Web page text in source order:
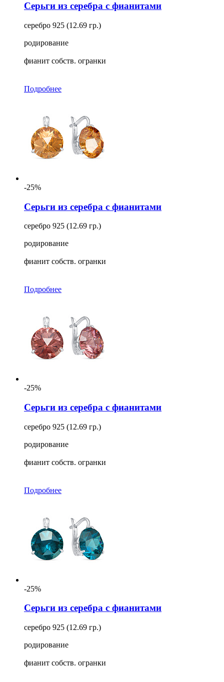
Серьги из серебра с фианитами
серебро 925 (12.69 гр.)
родирование
фианит собств. огранки
Подробнее
-25%
Серьги из серебра с фианитами
серебро 925 (12.69 гр.)
родирование
фианит собств. огранки
Подробнее
-25%
Серьги из серебра с фианитами
серебро 925 (12.69 гр.)
родирование
фианит собств. огранки
Подробнее
-25%
Серьги из серебра с фианитами
серебро 925 (12.69 гр.)
родирование
фианит собств. огранки